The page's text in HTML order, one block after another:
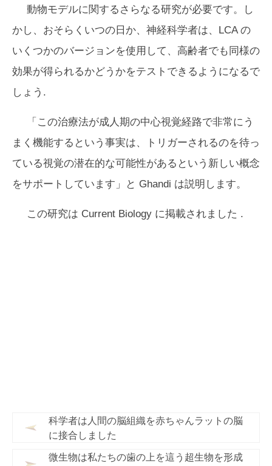
動物モデルに関するさらなる研究が必要です。し
かし、おそらくいつの日か、神経科学者は、LCA の
いくつかのバージョンを使用して、高齢者でも同様の
効果が得られるかどうかをテストできるようになるで
しょう.
「この治療法が成人期の中心視覚経路で非常にう
まく機能するという事実は、トリガーされるのを待っ
ている視覚の潜在的な可能性があるという新しい概念
をサポートしています」と Ghandi は説明します。
この研究は Current Biology に掲載されました .
科学者は人間の脳組織を赤ちゃんラットの脳
に接合しました
微生物は私たちの歯の上を這う超生物を形成